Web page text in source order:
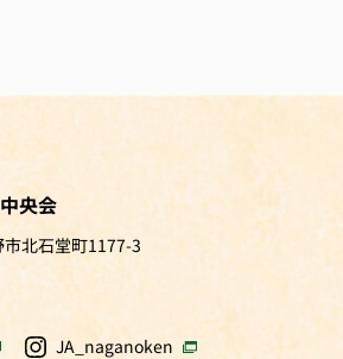
央会
北石堂町1177-3
JA_naganoken